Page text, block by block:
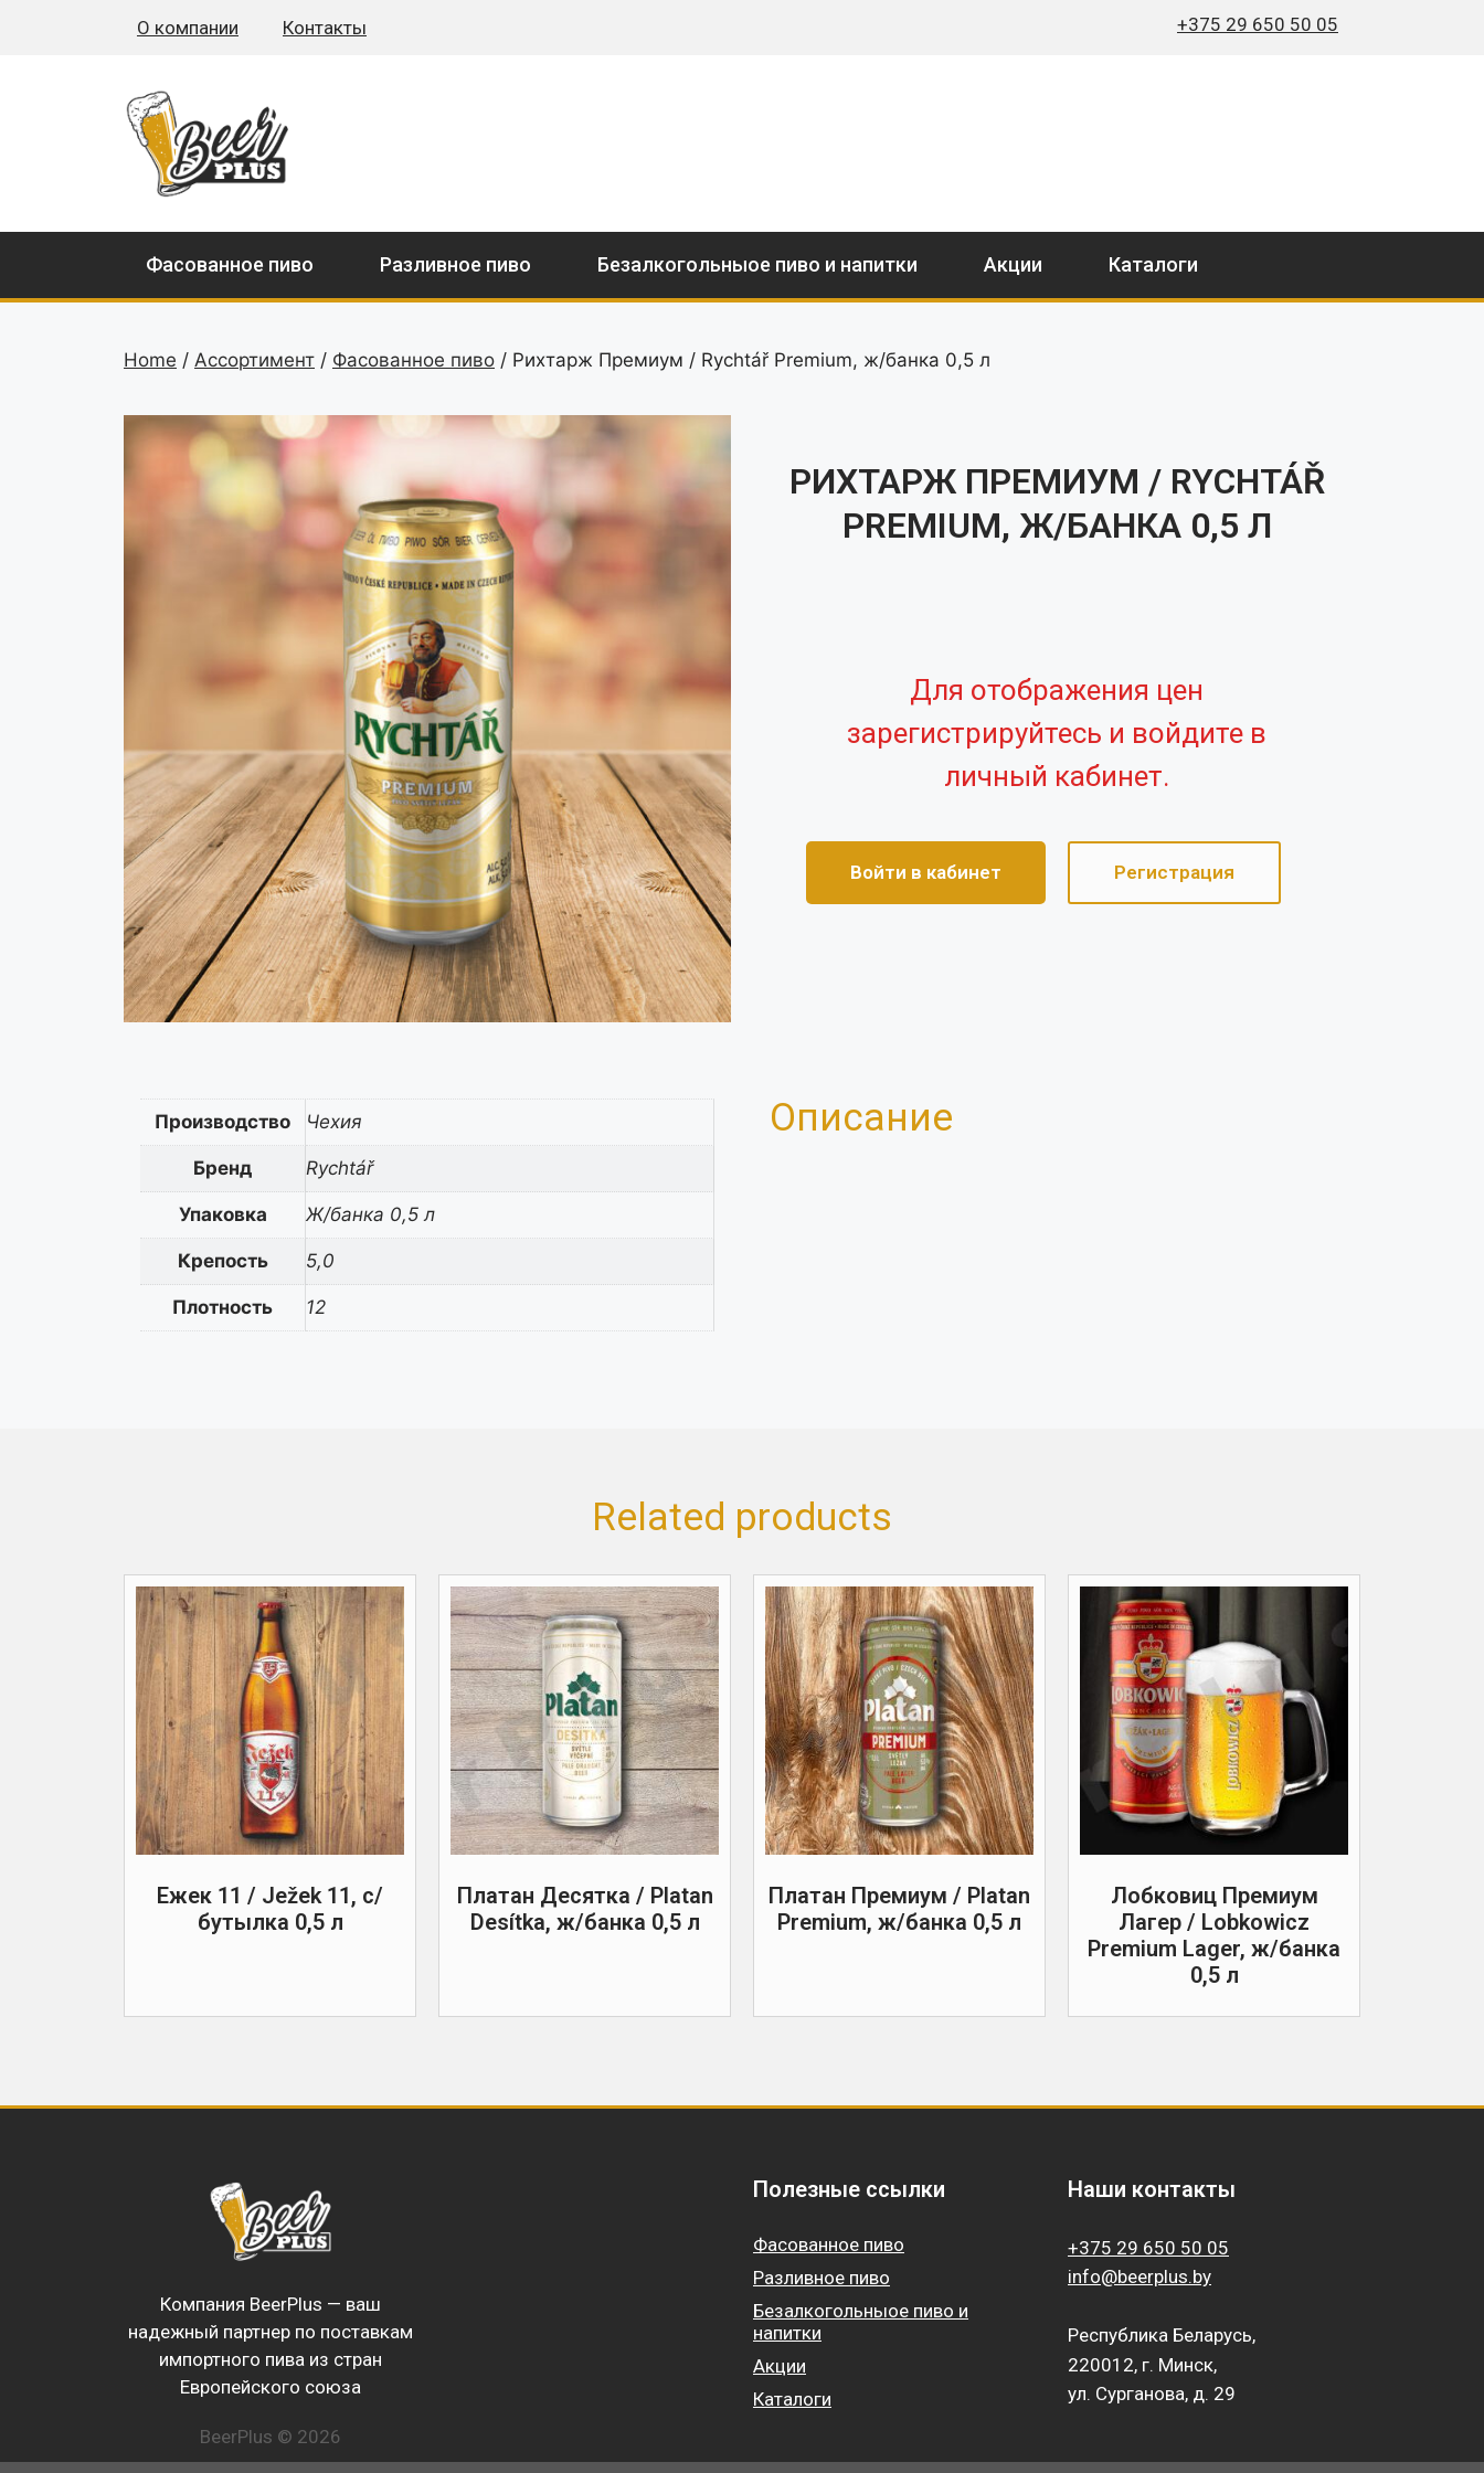
О компании Контакты +375 29 650 50 05
Фасованное пиво Разливное пиво Безалкогольныое пиво и напитки Акции Каталоги
Home / Ассортимент / Фасованное пиво / Рихтарж Премиум / Rychtář Premium, ж/банка 0,5 л
РИХТАРЖ ПРЕМИУМ / RYCHTÁŘ
PREMIUM, Ж/БАНКА 0,5 Л
Для отображения цен
зарегистрируйтесь и войдите в
личный кабинет.
Войти в кабинет Регистрация
Производство Чехия
Бренд Rychtář
Упаковка Ж/банка 0,5 л
Крепость 5,0
Плотность 12
Описание
Related products
Ежек 11 / Ježek 11, с/
бутылка 0,5 л
Платан Десятка / Platan
Desítka, ж/банка 0,5 л
Платан Премиум / Platan
Premium, ж/банка 0,5 л
Лобковиц Премиум
Лагер / Lobkowicz
Premium Lager, ж/банка
0,5 л
Компания BeerPlus — ваш
надежный партнер по поставкам
импортного пива из стран
Европейского союза
BeerPlus © 2026
Полезные ссылки
Фасованное пиво
Разливное пиво
Безалкогольныое пиво и
напитки
Акции
Каталоги
Наши контакты
+375 29 650 50 05
info@beerplus.by
Республика Беларусь,
220012, г. Минск,
ул. Сурганова, д. 29